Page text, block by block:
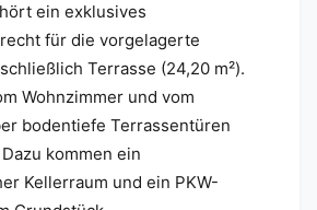
ein exklusives
für die vorgelagerte
Terrasse (24,20 m²).
Wohnzimmer und vom
bodentiefe Terrassentüren
kommen ein
Kellerraum und ein PKW-